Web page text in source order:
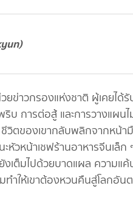
ข่าวกรองแห่งชาติ ผู้เคยได้รั
บ การต่อสู้ และการวางแผนไ
วิตของเขากลับพลิกจากหน้า
หัวหน้าเชฟร้านอาหารจีนเล็ก
เต็มไปด้วยบาดแผล ความแค้
ำให้เขาต้องหวนคืนสู่โลกอัน